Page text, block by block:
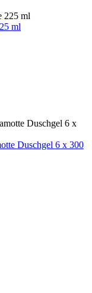
ml
Duschgel 6 x 300